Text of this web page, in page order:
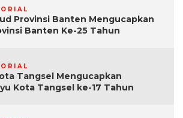
Provinsi Banten Mengucapkan
Banten Ke-25 Tahun
Tangsel Mengucapkan
Kota Tangsel ke-17 Tahun